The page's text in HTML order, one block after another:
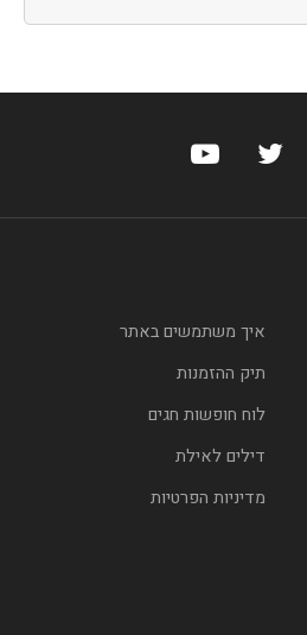
של הוטלסשל הוטלס
הטלגרם של הוטלס
ערוץ טוויטר של הוטלס
ערוץ היוטיוב של
איך משתמשים באתר
תיק ההזמנות
לוח חופשות חגים
דילים לאילת
מדיניות הפרטיות